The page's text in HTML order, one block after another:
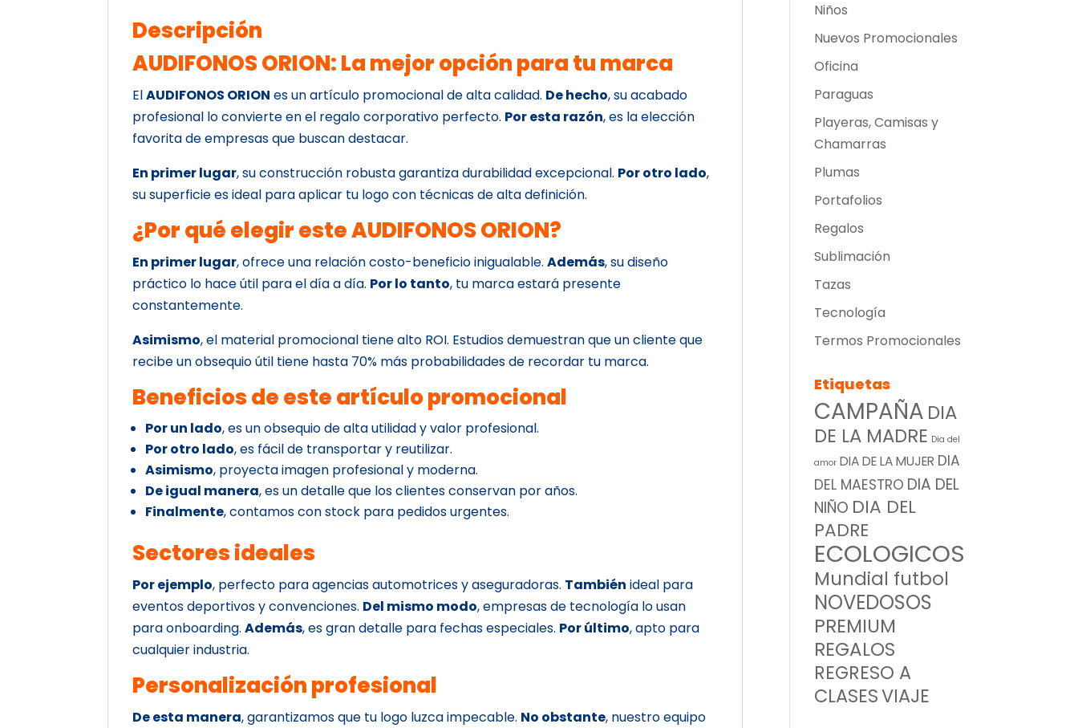
Descripción
AUDIFONOS ORION: La mejor opción para tu marca
ElAUDIFONOS ORION es un artículo promocional de alta calidad. De hecho, su acabado
profesional lo convierte en el regalo corporativo perfecto. Por esta razón, es la elección
favorita de empresas que buscan destacar.
En primer lugar, su construcción robusta garantiza durabilidad excepcional. Por otro lado,
su superficie es ideal para aplicar tu logo con técnicas de alta definición.
¿Por qué elegir este AUDIFONOS ORION?
En primer lugar, ofrece una relación costo-beneficio inigualable.Además, su diseño
práctico lo hace útil para el día a día. Por lo tanto, tu marca estará presente
constantemente.
Asimismo, el material promocional tiene alto ROI. Estudios demuestran que un cliente que
recibe un obsequio útil tiene hasta 70% más probabilidades de recordar tu marca.
Beneficios de este artículo promocional
Por un lado, es un obsequio de alta utilidad y valor profesional.
Por otro lado, es fácil de transportar y reutilizar.
Asimismo, proyecta imagen profesional y moderna.
De igual manera, es un detalle que los clientes conservan por años.
Finalmente, contamos con stock para pedidos urgentes.
Sectores ideales
Por ejemplo, perfecto para agencias automotrices y aseguradoras. También ideal para
eventos deportivos y convenciones. Del mismo modo, empresas de tecnología lo usan
para onboarding.Además, es gran detalle para fechas especiales. Por último, apto para
cualquier industria.
Personalización profesional
De esta manera, garantizamos que tu logo luzca impecable. No obstante, nuestro equipo
Niños
Nuevos Promocionales
Oficina
Paraguas
Playeras, Camisas y
Chamarras
Plumas
Portafolios
Regalos
Sublimación
Tazas
Tecnología
Termos Promocionales
Etiquetas
CAMPAÑA DIA
DE LA MADRE Dia del
amor DIA DE LA MUJER DIA
DEL MAESTRO DIA DEL
NIÑO DIA DEL
PADRE
ECOLOGICOS
Mundial futbol
NOVEDOSOS
PREMIUM
REGALOS
REGRESO A
CLASESVIAJE